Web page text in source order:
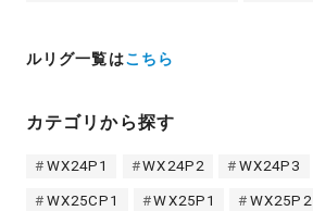
ルリグ一覧はこちら
カテゴリから探す
WX24P1 WX24P2 WX24P3
WX25CP1 WX25P1 WX25P2